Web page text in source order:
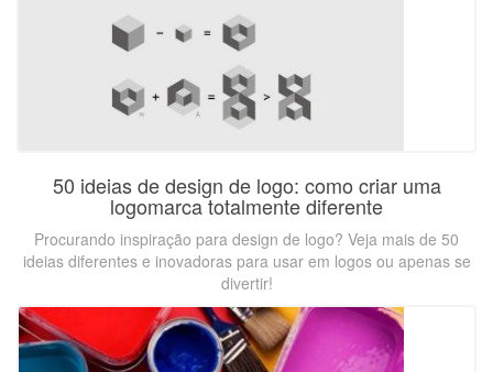
50 ideias de design de logo: como criar uma
logomarca totalmente diferente
Procurando inspiração para design de logo? Veja mais de 50
ideias diferentes e inovadoras para usar em logos ou apenas se
divertir!